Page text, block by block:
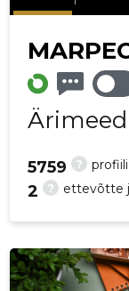
?
5759
? ettevõtte
2